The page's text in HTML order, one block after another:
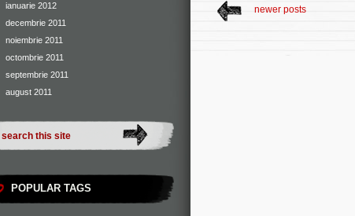
ianuarie 2012
decembrie 2011
noiembrie 2011
octombrie 2011
septembrie 2011
august 2011
POPULAR TAGS
newer posts